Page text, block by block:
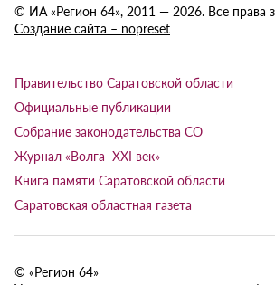
© ИА «Регион 64», 2011 — 2026. Все права
Создание сайта – nopreset
Правительство Саратовской области
Официальные публикации
Собрание законодательства СО
Журнал «Волга XXI век»
Книга памяти Саратовской области
Саратовская областная газета
© «Регион 64»